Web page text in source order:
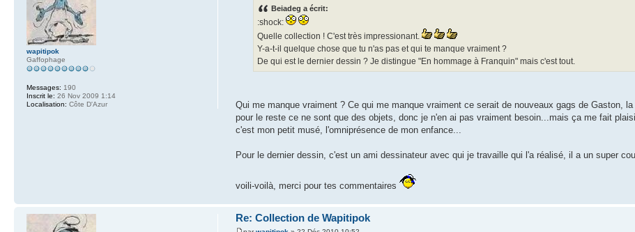
Beiadeg a écrit:
:shock:
Quelle collection ! C'est très impressionant.
Y-a-t-il quelque chose que tu n'as pas et qui te manque vraiment ?
De qui est le dernier dessin ? Je distingue "En hommage à Franquin" mais c'est tout.
Qui me manque vraiment ? Ce qui me manque vraiment ce serait de nouveaux gags de Gaston,
pour le reste ce ne sont que des objets, donc je n'en ai pas vraiment besoin...mais ça me fait
c'est mon petit musé, l'omniprésence de mon enfance...
Pour le dernier dessin, c'est un ami dessinateur avec qui je travaille qui l'a réalisé, il a un super
voili-voilà, merci pour tes commentaires
wapitipok
Gaffophage
Messages: 190
Inscrit le: 26 Nov 2009 1:14
Localisation: Côte D'Azur
Re: Collection de Wapitipok